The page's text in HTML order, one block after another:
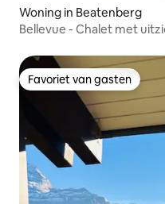
Woning in Beatenberg
Bellevue - Chalet met
Favoriet van gasten
Favoriet van gasten